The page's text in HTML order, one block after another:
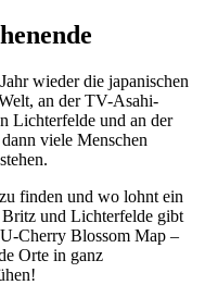
wieder die japanischen
an der TV-Asahi-
Lichterfelde und an der
viele Menschen
finden und wo lohnt ein
und Lichterfelde gibt
Cherry Blossom Map –
Orte in ganz